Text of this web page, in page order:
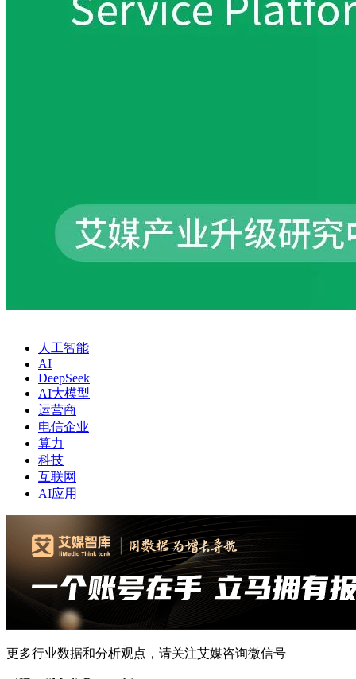
人工智能
AI
DeepSeek
AI大模型
运营商
电信企业
算力
科技
互联网
AI应用
更多行业数据和分析观点，请关注艾媒咨询微信号